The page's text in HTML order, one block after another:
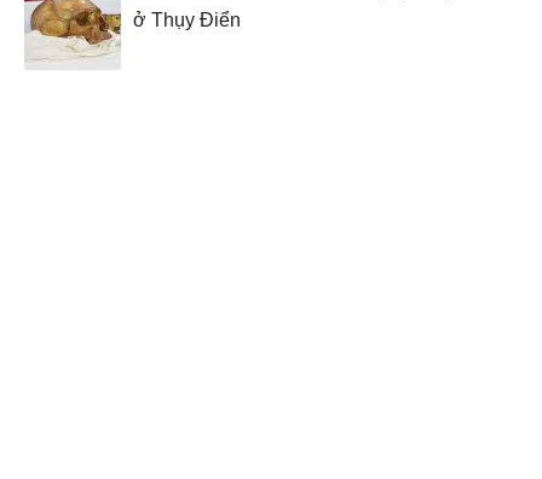
ở Thụy Điển